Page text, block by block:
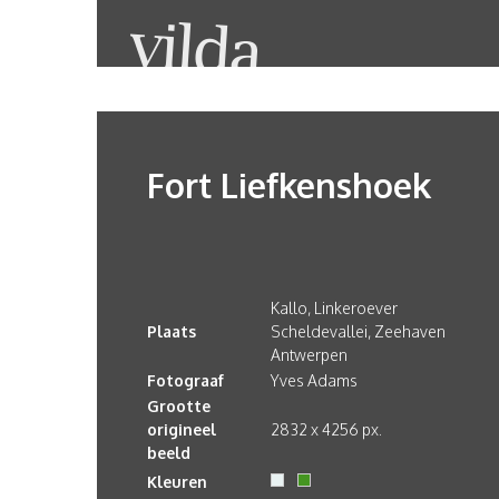
Fort Liefkenshoek
Plaats
Kallo, Linkeroever
Scheldevallei, Zeehaven
Antwerpen
Fotograaf
Yves Adams
Grootte
origineel
beeld
2832 x 4256 px.
Kleuren